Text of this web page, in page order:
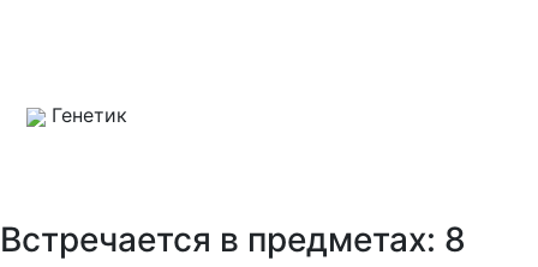
Генетик
Встречается в предметах: 8